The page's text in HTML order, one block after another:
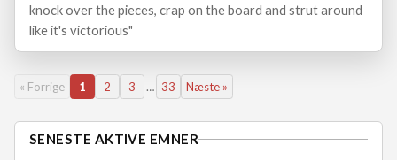
knock over the pieces, crap on the board and strut around
like it's victorious"
« Forrige 1 2 3 … 33 Næste »
SENESTE AKTIVE EMNER